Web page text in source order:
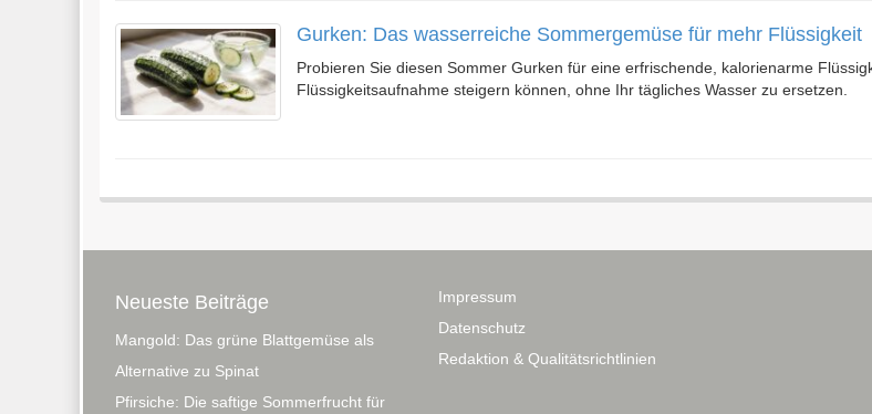
Gurken: Das wasserreiche Sommergemüse für mehr Flüssigkeit
Probieren Sie diesen Sommer Gurken für eine erfrischende, kalorienarme
Flüssigkeitsaufnahme steigern können, ohne Ihr tägliches Wasser zu ersetzen.
Neueste Beiträge
Mangold: Das grüne Blattgemüse als
Alternative zu Spinat
Pfirsiche: Die saftige Sommerfrucht für
Impressum
Datenschutz
Redaktion & Qualitätsrichtlinien